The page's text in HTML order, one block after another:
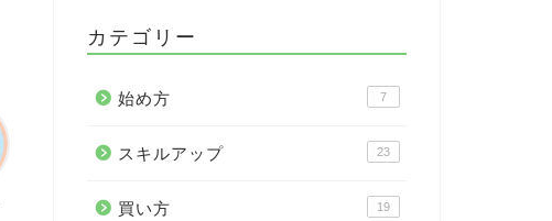
カテゴリー
始め方 7
スキルアップ 23
買い方 19